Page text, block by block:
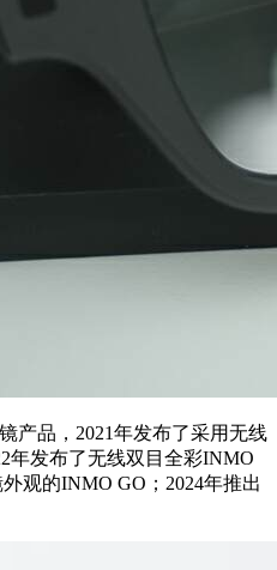
产品，2021年发布了采用无线
年发布了无线双目全彩INMO
观的INMO GO；2024年推出